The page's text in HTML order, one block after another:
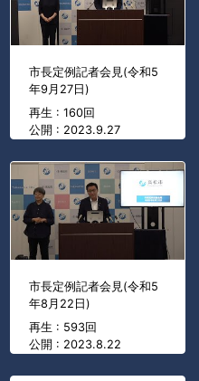
市長定例記者会見(令和5
年9月27日)
再生 : 160回
公開 : 2023.9.27
市長定例記者会見(令和5
年8月22日)
再生 : 593回
公開 : 2023.8.22